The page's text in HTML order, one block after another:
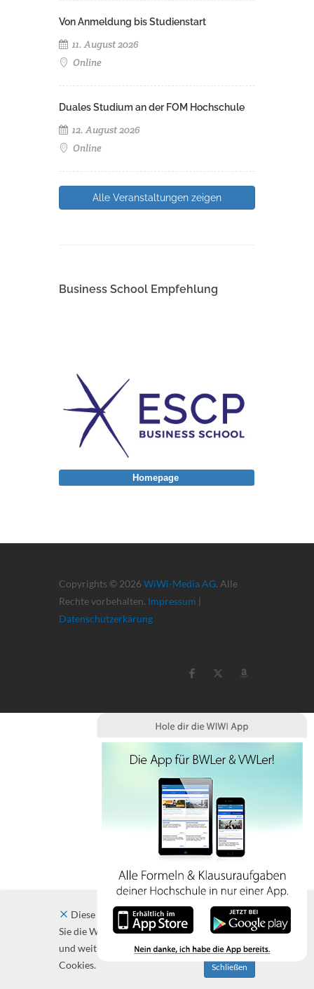
Von Anmeldung bis Studienstart
11. August 2026
Online
Duales Studium an der FOM Hochschule
12. August 2026
Online
Alle Veranstaltungen zeigen
Business School Empfehlung
Copyrights © 2026 WiWi-Media AG. Alle
Rechte vorbehalten. Impressum |
Datenschutzerkärung
Diese Website verwendet Cookies. Indem
Sie die Website und ihre Angebote nutzen
und weiter navigieren, akzeptieren Sie diese
Cookies.
Schließen
Homepage